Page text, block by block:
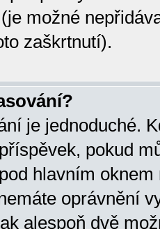
možné
zaškrtnutí).
je jednoduché.
pokud
hlavním oknem
oprávnění
alespoň dvě